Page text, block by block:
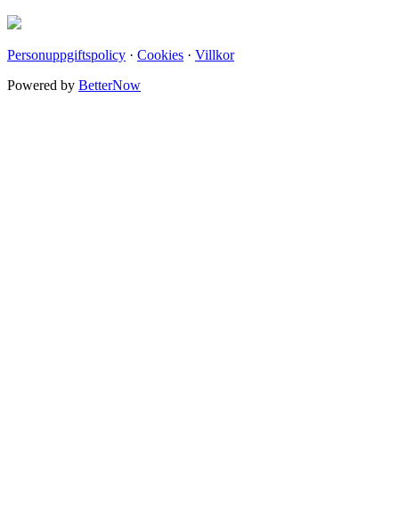
Personuppgiftspolicy · Cookies · Villkor
Powered by BetterNow